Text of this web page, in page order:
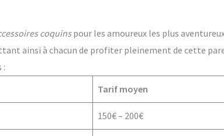
coquinspour les amoureux les plus
ainsi à chacun de profiter pleinement de cette
:
Tarif moyen
150€ – 200€